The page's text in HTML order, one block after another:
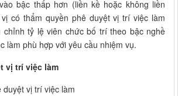
bậc thấp hơn (liền kề hoặc không liền
có thẩm quyền phê duyệt vị trí việc làm
chỉnh tỷ lệ viên chức bố trí theo bậc nghề
làm phù hợp với yêu cầu nhiệm vụ.
vị trí việc làm
vị trí việc làm